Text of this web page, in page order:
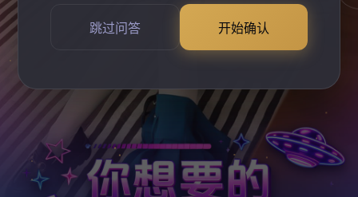
跳过问答 开始确认